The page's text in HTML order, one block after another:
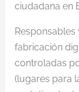
ciudadana en
fabricación
controladas
(lugares para